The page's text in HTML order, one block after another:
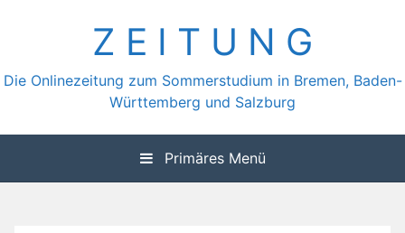
Z E I T U N G
Die Onlinezeitung zum Sommerstudium in Bremen, Baden-
Württemberg und Salzburg
Primäres Menü